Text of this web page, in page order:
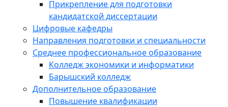
Прикрепление для подготовки
кандидатской диссертации
Цифровые кафедры
Направления подготовки и специальности
Среднее профессиональное образование
Колледж экономики и информатики
Барышский колледж
Дополнительное образование
Повышение квалификации